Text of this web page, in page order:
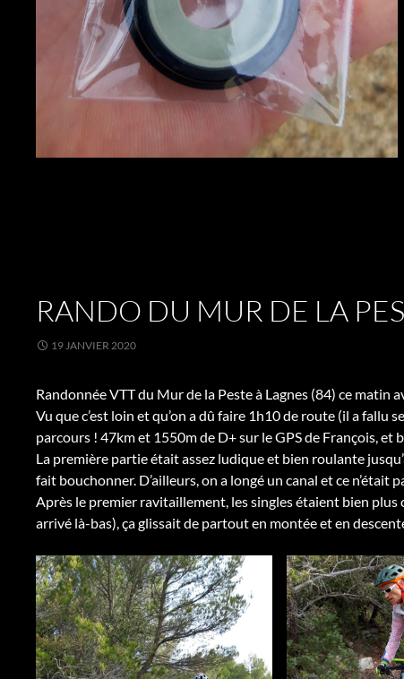
RANDO DU MUR DE LA
19 JANVIER 2020
Randonnée VTT du Mur de la Peste à Lagnes (84) ce matin
Vu que c’est loin et qu’on a dû faire 1h10 de route (il a fallu
parcours ! 47km et 1550m de D+ sur le GPS de François, et
La première partie était assez ludique et bien roulante
fait bouchonner. D’ailleurs, on a longé un canal et ce n’était
Après le premier ravitaillement, les singles étaient bien
arrivé là-bas), ça glissait de partout en montée et en